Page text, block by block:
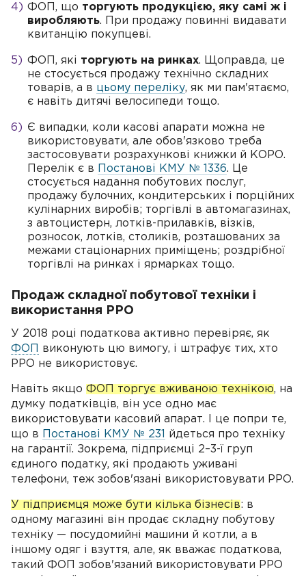
ФОП, що торгують продукцією, яку самі ж і
виробляють. При продажу повинні видавати
квитанцію покупцеві.
ФОП, які торгують на ринках. Щоправда, це
не стосується продажу технічно складних
товарів, а в цьому переліку, як ми пам'ятаємо,
є навіть дитячі велосипеди тощо.
Є випадки, коли касові апарати можна не
використовувати, але обов'язково треба
застосовувати розрахункові книжки й КОРО.
Перелік є в
Постанові КМУ № 1336. Це
стосується надання побутових послуг,
продажу булочних, кондитерських і порційних
кулінарних виробів; торгівлі в автомагазинах,
з автоцистерн, лотків-прилавків, візків,
розносок, лотків, столиків, розташованих за
межами стаціонарних приміщень; роздрібної
торгівлі на ринках і ярмарках тощо.
Продаж складної побутової техніки і
використання РРО
У 2018 році податкова активно перевіряє, як
ФОП
виконують цю вимогу, і штрафує тих, хто
РРО не використовує.
Навіть якщо ФОП торгує вживаною технікою, на
думку податківців, він усе одно має
використовувати касовий апарат. І це попри те,
що в
Постанові КМУ № 231
йдеться про техніку
на гарантії. Зокрема, підприємці 2–3-ї груп
єдиного податку, які продають уживані
телефони, теж зобов'язані використовувати РРО.
У підприємця може бути кілька бізнесів: в
одному магазині він продає складну побутову
техніку — посудомийні машини й котли, а в
іншому одяг і взуття, але, як вважає податкова,
такий ФОП зобов'язаний використовувати РРО